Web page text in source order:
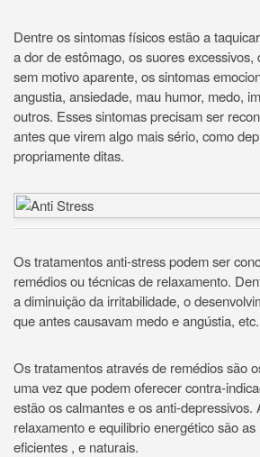
Dentre os sintomas físicos estão a
a dor de estômago, os suores excessivos,
sem motivo aparente, os sintomas
angustia, ansiedade, mau humor, medo,
outros. Esses sintomas precisam ser
antes que virem algo mais sério, como
propriamente ditas.
Os tratamentos anti-stress podem ser
remédios ou técnicas de relaxamento.
a diminuição da irritabilidade, o
que antes causavam medo e angústia, etc.
Os tratamentos através de remédios são
uma vez que podem oferecer contra-
estão os calmantes e os anti-depressivos.
relaxamento e equilibrio energético são as
eficientes , e naturais.